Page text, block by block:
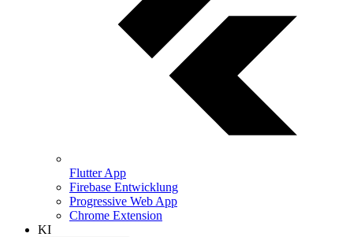
Flutter App
Firebase Entwicklung
Progressive Web App
Chrome Extension
KI